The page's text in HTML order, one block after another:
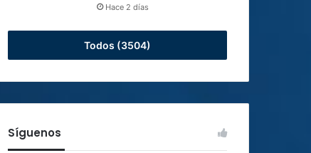
Hace 2 días
Todos (3504)
Síguenos